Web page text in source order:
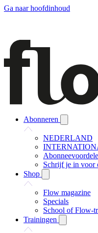
Ga naar hoofdinhoud
Abonneren
NEDERLAND
Schrijf je in voor
Shop
Flow magazine
Specials
School of Flow-
Trainingen